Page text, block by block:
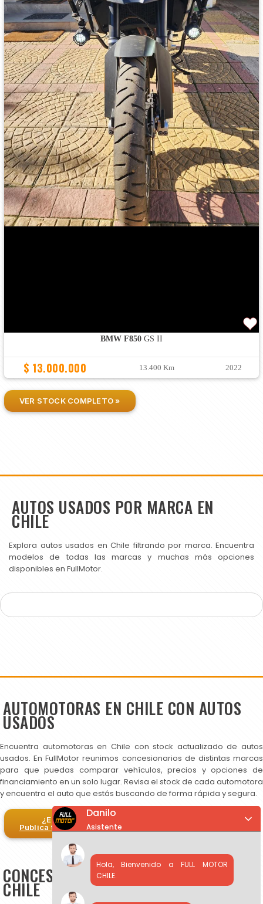
BMW F850GS II
$ 13.000.000 13.400 Km 2022
VER STOCK COMPLETO »
AUTOS USADOS POR MARCA EN
CHILE
Explora autos usados en Chile filtrando por marca. Encuentra
modelos de todas las marcas y muchas más opciones
disponibles en FullMotor.
AUTOMOTORAS EN CHILE CON AUTOS
USADOS
Encuentra automotoras en Chile con stock actualizado de autos
usados. En FullMotor reunimos concesionarios de distintas marcas
para que puedas comparar vehículos, precios y opciones de
financiamiento en un solo lugar. Revisa el stock de cada automotora
y encuentra el auto que estás buscando de forma rápida y segura.
¿Eres automotora?
Publica tus autos en FullMotor
CONCESIONARIOS DE AUTOS USADOS EN
CHILE
Danilo
Asistente
Hola, Bienvenido a FULL MOTOR
CHILE.